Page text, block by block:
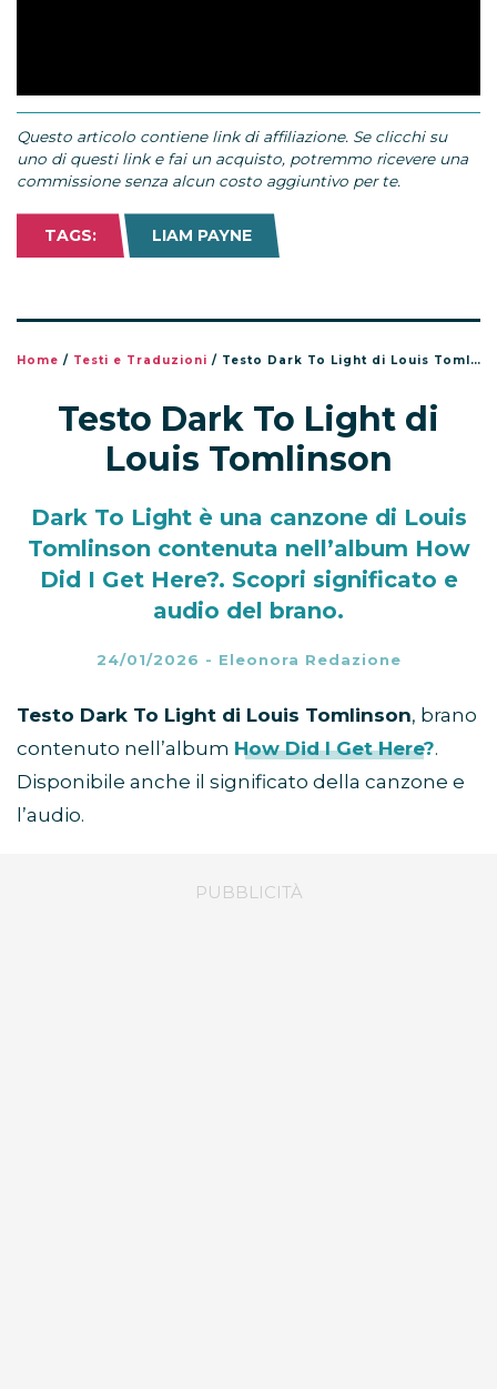
Questo articolo contiene link di affiliazione. Se clicchi su
uno di questi link e fai un acquisto, potremmo ricevere una
commissione senza alcun costo aggiuntivo per te.
TAGS: LIAM PAYNE
Home / Testi e Traduzioni / Testo Dark To Light di Louis Tomlinson
Testo Dark To Light di
Louis Tomlinson
Dark To Light è una canzone di Louis
Tomlinson contenuta nell’album How
Did I Get Here?. Scopri significato e
audio del brano.
24/01/2026 - Eleonora Redazione
Testo Dark To Light di Louis Tomlinson, brano
contenuto nell’album How Did I Get Here?.
Disponibile anche il significato della canzone e
l’audio.